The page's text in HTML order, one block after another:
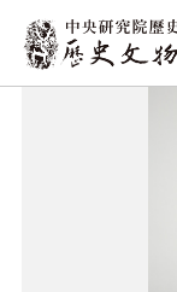
:::
:::